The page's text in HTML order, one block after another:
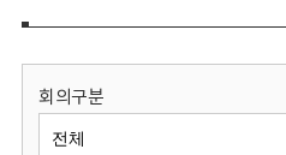
보
회의구분